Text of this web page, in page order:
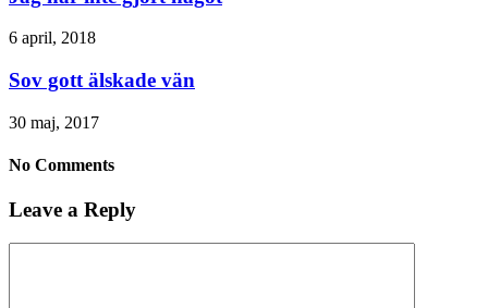
6 april, 2018
Sov gott älskade vän
30 maj, 2017
No Comments
Leave a Reply